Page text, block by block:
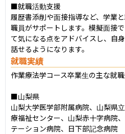
■就職活動支援
履歴書添削や面接指導など、学業
職員がサポートします。模擬面接
て気になる点をアドバイスし、自
話せるようになります。
就職実績
作業療法学コース卒業生の主な就
■山梨県
山梨大学医学部附属病院、山梨県
療福祉センター、山梨赤十字病院
テーション病院、日下部記念病院